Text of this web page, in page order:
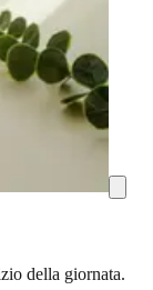
della giornata.